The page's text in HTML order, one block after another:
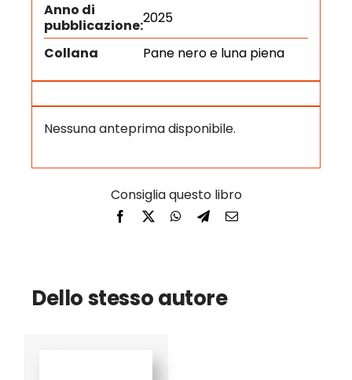
Anno di
pubblicazione:2025
Collana
Pane nero e luna piena
Nessuna anteprima disponibile.
Dello stesso autore